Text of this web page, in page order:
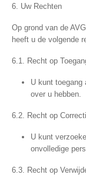
6. Uw Rechten
Op grond van de
heeft u de volgende
6.1. Recht op
U kunt toegang
over u hebben.
6.2. Recht op
U kunt
onvolledige
6.3. Recht op